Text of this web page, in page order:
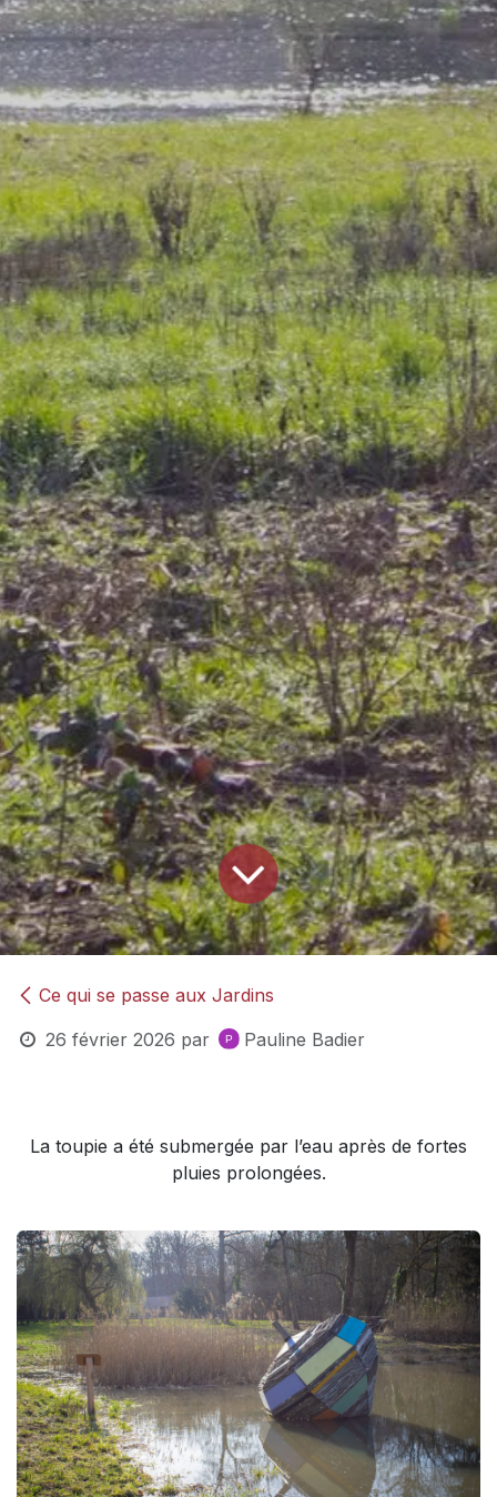
Ce qui se passe aux Jardins
26 février 2026 par Pauline Badier
La toupie a été submergée par l’eau après de fortes
pluies prolongées.